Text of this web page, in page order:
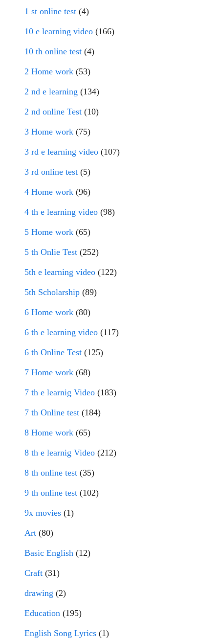
1 st online test (4)
10 e learning video (166)
10 th online test (4)
2 Home work (53)
2 nd e learning (134)
2 nd online Test (10)
3 Home work (75)
3 rd e learning video (107)
3 rd online test (5)
4 Home work (96)
4 th e learning video (98)
5 Home work (65)
5 th Onlie Test (252)
5th e learning video (122)
5th Scholarship (89)
6 Home work (80)
6 th e learning video (117)
6 th Online Test (125)
7 Home work (68)
7 th e learnig Video (183)
7 th Online test (184)
8 Home work (65)
8 th e learnig Video (212)
8 th online test (35)
9 th online test (102)
9x movies (1)
Art (80)
Basic English (12)
Craft (31)
drawing (2)
Education (195)
English Song Lyrics (1)